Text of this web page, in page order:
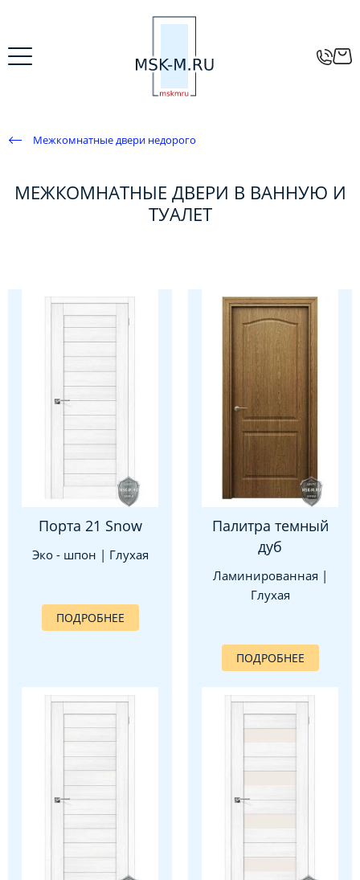
Межкомнатные двери недорого
МЕЖКОМНАТНЫЕ ДВЕРИ В ВАННУЮ И
ТУАЛЕТ
Порта 21 Snow
Эко - шпон | Глухая
ПОДРОБНЕЕ
Палитра темный
дуб
Ламинированная |
Глухая
ПОДРОБНЕЕ